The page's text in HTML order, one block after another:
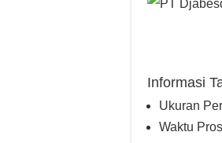
Informasi
Ukuran
Waktu